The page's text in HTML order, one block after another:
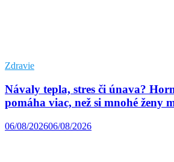
Zdravie
Návaly tepla, stres či únava?
pomáha viac, než si mnohé ženy
06/08/202606/08/2026